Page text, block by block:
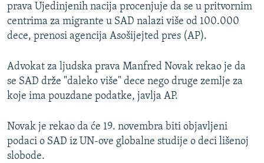
MOJA EVROPA
TRI DECENIJE OD RATA U BIH
NASTANAK I RASPAD JUGOSLAVIJE
prava Ujedinjenih nacija procenjuje da se u pritvornim
centrima za migrante u SAD nalazi više od 100.000
dece, prenosi agencija Asošijejted pres (AP).
Advokat za ljudska prava Manfred Novak rekao je da
se SAD drže "daleko više" dece nego druge zemlje za
koje ima pouzdane podatke, javlja AP.
Novak je rekao da će 19. novembra biti objavljeni
podaci o SAD iz UN-ove globalne studije o deci lišenoj
slobode.